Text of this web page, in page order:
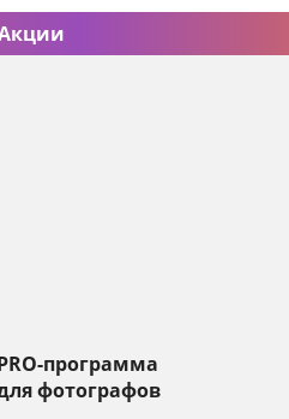
программа
фотографов